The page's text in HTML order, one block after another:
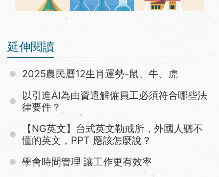
延伸閱讀
2025農民曆12生肖運勢-鼠、牛、虎
以引進AI為由資遣解僱員工必須符合哪些法
律要件？
【NG英文】台式英文勒戒所，外國人聽不
懂的英文，PPT 應該怎麼說？
學會時間管理 讓工作更有效率